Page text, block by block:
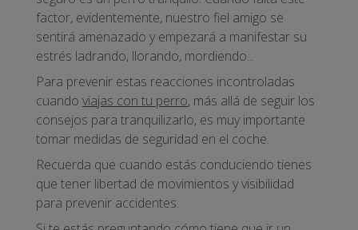
factor, evidentemente, nuestro fiel amigo se
sentirá amenazado y empezará a manifestar su
estrés ladrando, llorando, mordiendo...
Para prevenir estas reacciones incontroladas
cuando viajas con tu perro, más allá de seguir los
consejos para tranquilizarlo, es muy importante
tomar medidas de seguridad en el coche.
Recuerda que cuando estás conduciendo tienes
que tener libertad de movimientos y visibilidad
para prevenir accidentes.